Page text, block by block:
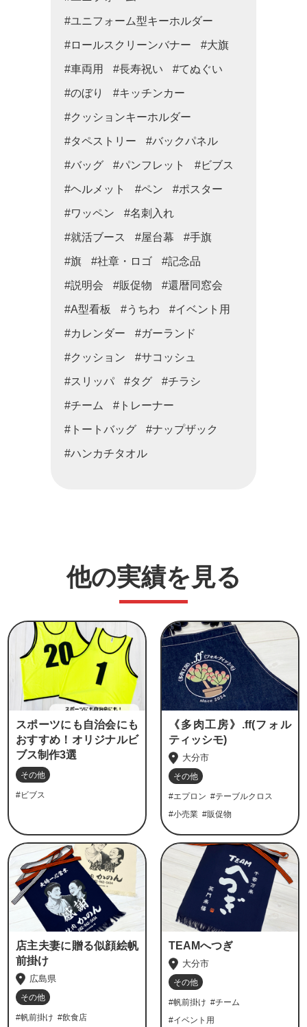
#ユニフォーム型キーホルダー
#ロールスクリーンバナー #大旗
#車両用 #長寿祝い #てぬぐい
#のぼり #キッチンカー
#クッションキーホルダー
#タペストリー #バックパネル
#バッグ #パンフレット #ビブス
#ヘルメット #ペン #ポスター
#ワッペン #名刺入れ
#就活ブース #屋台幕 #手旗
#旗 #社章・ロゴ #記念品
#説明会 #販促物 #還暦同窓会
#A型看板 #うちわ #イベント用
#カレンダー #ガーランド
#クッション #サコッシュ
#スリッパ #タグ #チラシ
#チーム #トレーナー
#トートバッグ #ナップザック
#ハンカチタオル
他の実績を見る
スポーツにも自治会にも
おすすめ！オリジナルビ
ブス制作3選
その他
#ビブス
《多肉工房》.ff(フォル
ティッシモ)
大分市
その他
#エプロン #テーブルクロス
#小売業 #販促物
店主夫妻に贈る似顔絵帆
前掛け
広島県
その他
#帆前掛け #飲食店
TEAMへつぎ
大分市
その他
#帆前掛け #チーム
#イベント用